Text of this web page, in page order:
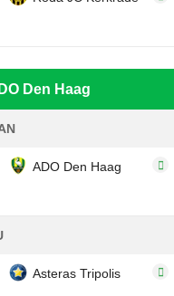
Den Haag
ADO Den Haag
Asteras Tripolis